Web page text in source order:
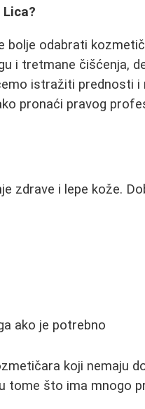
bolje odabrati
i tretmane čišćenja,
istražiti prednosti i
pronaći pravog
zdrave i lepe kože.
ako je potrebno
koji nemaju
tome što ima mnogo